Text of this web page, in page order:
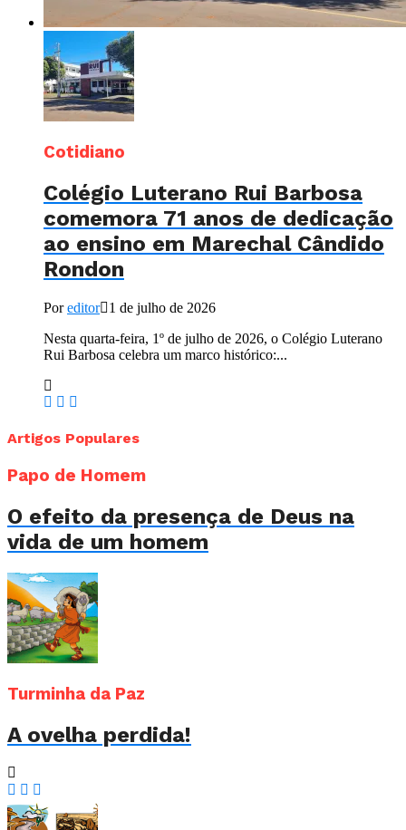
Cotidiano
Colégio Luterano Rui Barbosa
comemora 71 anos de dedicação
ao ensino em Marechal Cândido
Rondon
Poreditor
1 de julho de 2026
Nesta quarta-feira, 1º de julho de 2026, o Colégio Luterano
Rui Barbosa celebra um marco histórico:...
Artigos Populares
Papo de Homem
O efeito da presença de Deus na
vida de um homem
Turminha da Paz
A ovelha perdida!